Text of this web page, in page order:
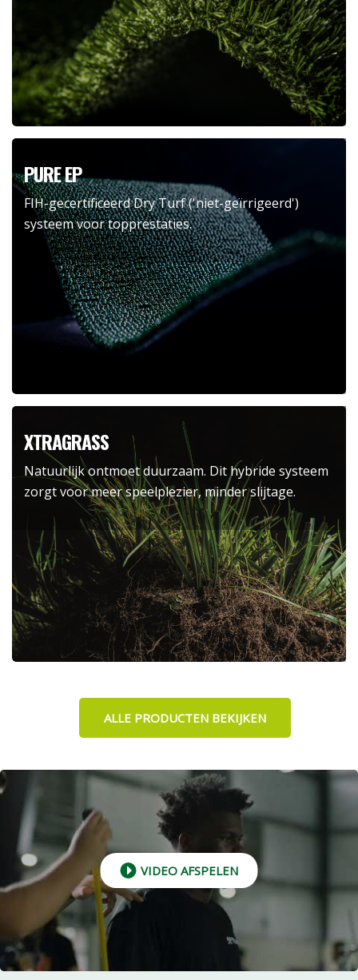
PURE EP
FIH-gecertificeerd Dry Turf ('niet-geïrrigeerd')
systeem voor topprestaties.
XTRAGRASS
Natuurlijk ontmoet duurzaam. Dit hybride systeem
zorgt voor meer speelplezier, minder slijtage.
ALLE PRODUCTEN BEKIJKEN
VIDEO AFSPELEN